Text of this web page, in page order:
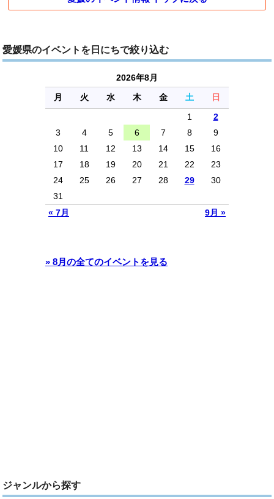
愛媛県のイベントを日にちで絞り込む
2026年8月
月
火 水 木 金 土 日
« 7月 9月 »
1
2
3
4 5 6 7 8
9
10
11 12 13 14 15
16
17
18 19 20 21 22
23
24
25 26 27 28 29
30
31
» 8月の全てのイベントを見る
ジャンルから探す